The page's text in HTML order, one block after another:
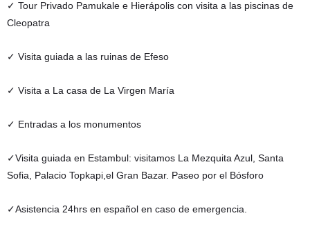
✓ Tour Privado Pamukale e Hierápolis con visita a las piscinas de
Cleopatra
✓ Visita guiada a las ruinas de Efeso
✓ Visita a La casa de La Virgen María
✓ Entradas a los monumentos
✓Visita guiada en Estambul: visitamos La Mezquita Azul, Santa
Sofia, Palacio Topkapi,el Gran Bazar. Paseo por el Bósforo
✓Asistencia 24hrs en español en caso de emergencia.